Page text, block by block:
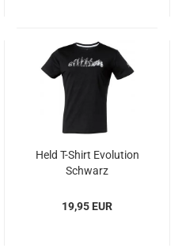
Held T-Shirt Evolution
Schwarz
19,95 EUR